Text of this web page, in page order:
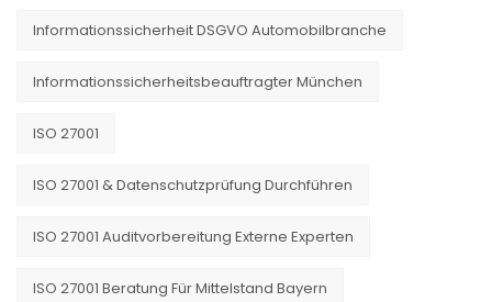
Informationssicherheit DSGVO Automobilbranche
Informationssicherheitsbeauftragter München
ISO 27001
ISO 27001 & Datenschutzprüfung Durchführen
ISO 27001 Auditvorbereitung Externe Experten
ISO 27001 Beratung Für Mittelstand Bayern